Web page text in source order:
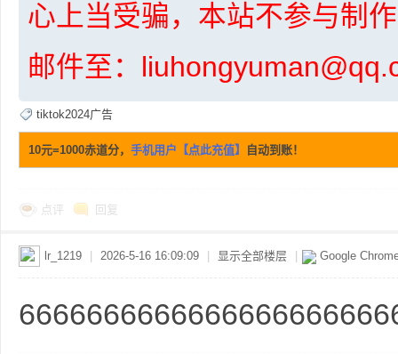
心上当受骗，本站不参与制
邮件至：
tiktok2024广告
10元=1000赤道分， 手机用户【点此充值】 自动到账！
点评 回复
lr_1219 2026-5-16 16:09:09 显示全部楼层 Google